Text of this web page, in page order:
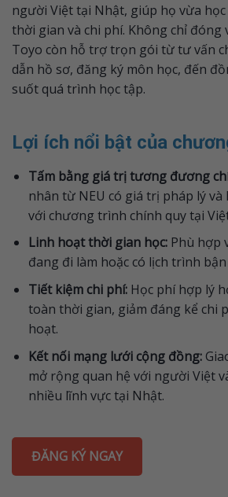
người Việt tại Nhật, giúp họ vừa
thời gian và chi phí. Không chỉ đóng
Toyo còn hỗ trợ trọn gói từ tư vấn
dẫn hồ sơ, đăng ký môn học, đến
suốt quá trình học tập.
Lợi ích nổi bật của
Tấm bằng giá trị tương đương
nhân từ NEU có giá trị pháp lý
với chương trình chính quy tại
Linh hoạt thời gian học:Phù hợp
đang đi làm hoặc có lịch trình
Tiết kiệm chi phí:Học phí hợp lý
toàn thời gian, giảm đáng kể chi
hoạt.
Kết nối mạng lưới cộng đồng:
mở rộng quan hệ với người Việt
nhiều lĩnh vực tại Nhật.
ĐĂNG KÝ NGAY